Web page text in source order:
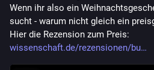
Wenn ihr also ein
sucht - warum nicht gleich ein
Hier die Rezension zum Preis:
wissenschaft.de/rezensionen/bu